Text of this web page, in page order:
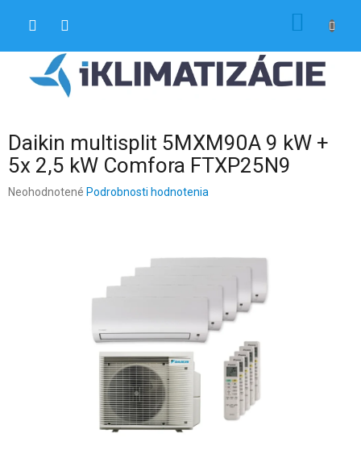
Daikin multisplit 5MXM90A 9 kW +
5x 2,5 kW Comfora FTXP25N9
Priemerné
Neohodnotené Podrobnosti hodnotenia